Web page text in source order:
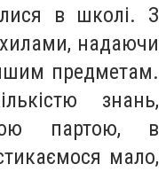
в школі. З
надаючи
предметам.
знань,
партою, в
мало,